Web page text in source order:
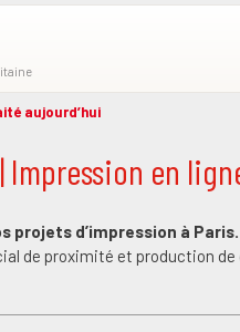
aujourd’hui
Impression en
projets d’impression à Paris.
de proximité et production de